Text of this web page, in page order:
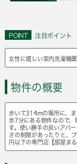
POINT 注目ポイント
女性に嬉しい室内洗濯機
物件の概要
歩いて314mの場所に、
歩7分にある物件なので、
す。使い勝手の良いアパ
さの制限があったりと、
円以下の専門店【部屋ま